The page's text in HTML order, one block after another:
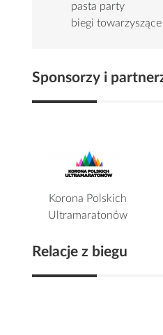
pasta party
biegi towarzyszące
Sponsorzy i
Korona Polskich
Ultramaratonów
Relacje z biegu